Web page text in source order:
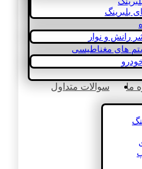
بلبرینگ
رانش و نوار
های مغناطیسی
ما
سوالات متداول